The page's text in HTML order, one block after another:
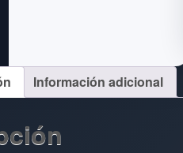
Información adicional